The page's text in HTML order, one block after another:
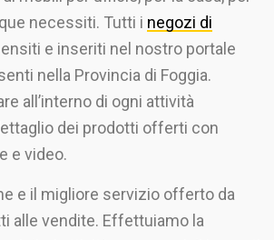
necessiti. Tutti i negozi di
e inseriti nel nostro portale
nella Provincia di Foggia.
all’interno di ogni attività
dei prodotti offerti con
e video.
e il migliore servizio offerto da
alle vendite. Effettuiamo la